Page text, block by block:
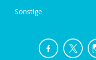
Sonstige